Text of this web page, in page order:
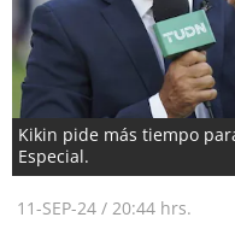
Kikin pide más tiempo
Especial.
11-SEP-24 / 20:44 hrs.